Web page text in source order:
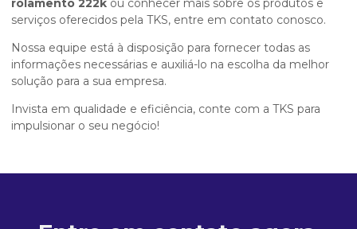
serviços oferecidos pela TKS, entre em contato conosco.
Nossa equipe está à disposição para fornecer todas as
informações necessárias e auxiliá-lo na escolha da melhor
solução para a sua empresa.
Invista em qualidade e eficiência, conte com a TKS para
impulsionar o seu negócio!